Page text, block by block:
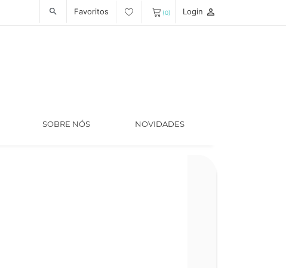
search Favoritos (0) Login person_outline
SOBRE NÓS NOVIDADES